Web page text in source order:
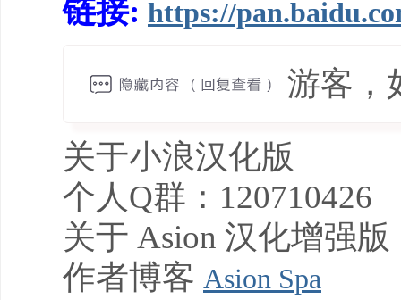
链接: https://
游客，
关于小浪汉化版
个人Q群：120710426
关于 Asion 汉化增强版
作者博客 Asion Spa